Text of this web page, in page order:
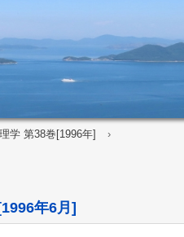
学 第38巻[1996年] ›
年6月]